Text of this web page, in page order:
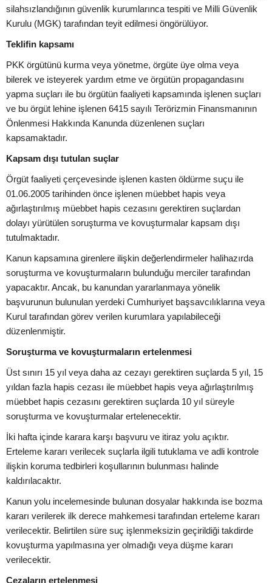
silahsızlandığının güvenlik kurumlarınca tespiti ve Milli Güvenlik
Kurulu (MGK) tarafından teyit edilmesi öngörülüyor.
Teklifin kapsamı
PKK örgütünü kurma veya yönetme, örgüte üye olma veya
bilerek ve isteyerek yardım etme ve örgütün propagandasını
yapma suçları ile bu örgütün faaliyeti kapsamında işlenen suçları
ve bu örgüt lehine işlenen 6415 sayılı Terörizmin Finansmanının
Önlenmesi Hakkında Kanunda düzenlenen suçları
kapsamaktadır.
Kapsam dışı tutulan suçlar
Örgüt faaliyeti çerçevesinde işlenen kasten öldürme suçu ile
01.06.2005 tarihinden önce işlenen müebbet hapis veya
ağırlaştırılmış müebbet hapis cezasını gerektiren suçlardan
dolayı yürütülen soruşturma ve kovuşturmalar kapsam dışı
tutulmaktadır.
Kanun kapsamına girenlere ilişkin değerlendirmeler halihazırda
soruşturma ve kovuşturmaların bulunduğu merciler tarafından
yapacaktır. Ancak, bu kanundan yararlanmaya yönelik
başvurunun bulunulan yerdeki Cumhuriyet başsavcılıklarına veya
Kurul tarafından görev verilen kurumlara yapılabileceği
düzenlenmiştir.
Soruşturma ve kovuşturmaların ertelenmesi
Üst sınırı 15 yıl veya daha az cezayı gerektiren suçlarda 5 yıl, 15
yıldan fazla hapis cezası ile müebbet hapis veya ağırlaştırılmış
müebbet hapis cezasını gerektiren suçlarda 10 yıl süreyle
soruşturma ve kovuşturmalar ertelenecektir.
İki hafta içinde karara karşı başvuru ve itiraz yolu açıktır.
Erteleme kararı verilecek suçlarla ilgili tutuklama ve adli kontrole
ilişkin koruma tedbirleri koşullarının bulunması halinde
kaldırılacaktır.
Kanun yolu incelemesinde bulunan dosyalar hakkında ise bozma
kararı verilerek ilk derece mahkemesi tarafından erteleme kararı
verilecektir. Belirtilen süre suç işlenmeksizin geçirildiği takdirde
kovuşturma yapılmasına yer olmadığı veya düşme kararı
verilecektir.
Cezaların ertelenmesi